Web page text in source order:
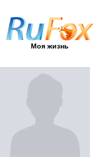
Моя жизнь